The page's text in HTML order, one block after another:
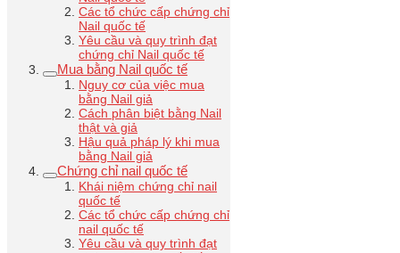
Các tổ chức cấp chứng chỉ
Nail quốc tế
Yêu cầu và quy trình đạt
chứng chỉ Nail quốc tế
Mua bằng Nail quốc tế
Nguy cơ của việc mua
bằng Nail giả
Cách phân biệt bằng Nail
thật và giả
Hậu quả pháp lý khi mua
bằng Nail giả
Chứng chỉ nail quốc tế
Khái niệm chứng chỉ nail
quốc tế
Các tổ chức cấp chứng chỉ
nail quốc tế
Yêu cầu và quy trình đạt